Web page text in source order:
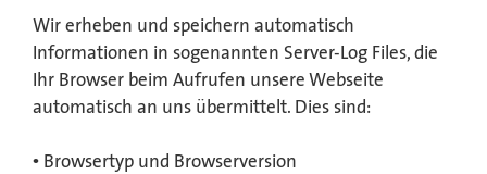
Wir erheben und speichern automatisch
Informationen in sogenannten Server-Log Files, die
Ihr Browser beim Aufrufen unsere Webseite
automatisch an uns übermittelt. Dies sind:
• Browsertyp und Browserversion